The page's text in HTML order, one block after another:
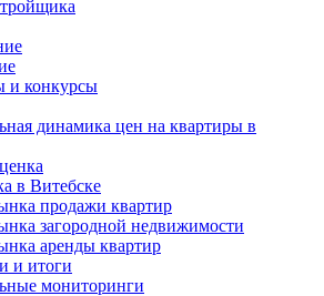
и конкурсы
динамика цен на квартиры в
в Витебске
продажи квартир
загородной недвижимости
аренды квартир
и итоги
мониторинги